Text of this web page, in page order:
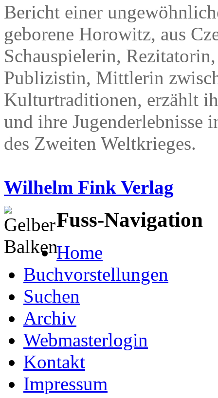
Bericht einer
geborene Horowitz, aus
Schauspielerin,
Publizistin, Mittlerin
Kulturtraditionen, erzählt
und ihre Jugenderlebnisse
des Zweiten Weltkrieges.
Wilhelm Fink Verlag
Fuss-Navigation
Home
Buchvorstellungen
Suchen
Archiv
Webmasterlogin
Kontakt
Impressum